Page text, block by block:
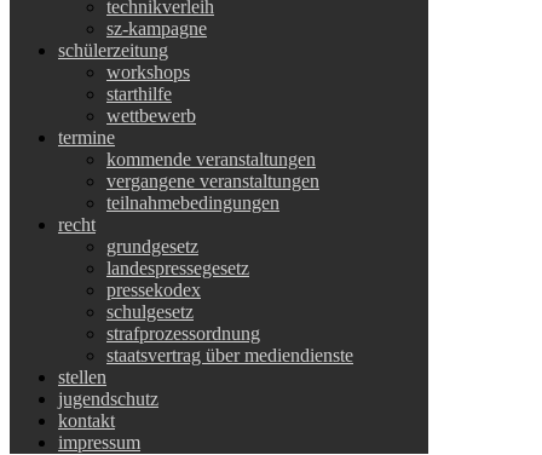
technikverleih
sz-kampagne
schülerzeitung
workshops
starthilfe
wettbewerb
termine
kommende veranstaltungen
vergangene veranstaltungen
teilnahmebedingungen
recht
grundgesetz
landespressegesetz
pressekodex
schulgesetz
strafprozessordnung
staatsvertrag über mediendienste
stellen
jugendschutz
kontakt
impressum